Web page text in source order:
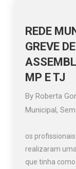
REDE
GREVE
MP E TJ
ByRoberta
Municipal,
os
realizaram
que tinha